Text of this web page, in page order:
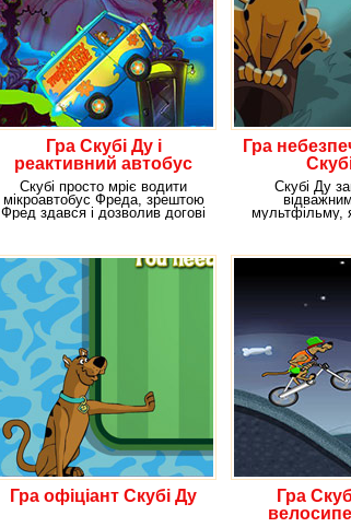
Гра Скубі Ду і
реактивний автобус
Скубі просто мріє водити
мікроавтобус Фреда, зрештою
Фред здався і дозволив догові
Гра
Скубі Ду
мультфільму,
Гра офіціант Скубі Ду
Гра